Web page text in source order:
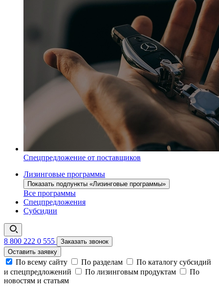
Спецпредложение от поставщиков
Лизинговые программы
Показать подпункты «Лизинговые программы»
Все программы
Спецпредложения
Субсидии
8 800 222 0 555
Заказать звонок
Оставить заявку
По всему сайту По разделам
По каталогу субсидий
и спецпредложений
По лизинговым продуктам
По
новостям и статьям